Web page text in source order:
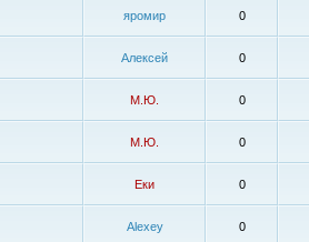
яромир 0
Алексей 0
М.Ю. 0
М.Ю. 0
Еки 0
Alexey 0